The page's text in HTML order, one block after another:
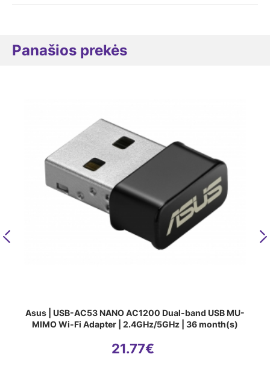
Panašios prekės
Previous
Asus | USB-AC53 NANO AC1200 Dual-band USB MU-
MIMO Wi-Fi Adapter | 2.4GHz/5GHz | 36 month(s)
21.77€